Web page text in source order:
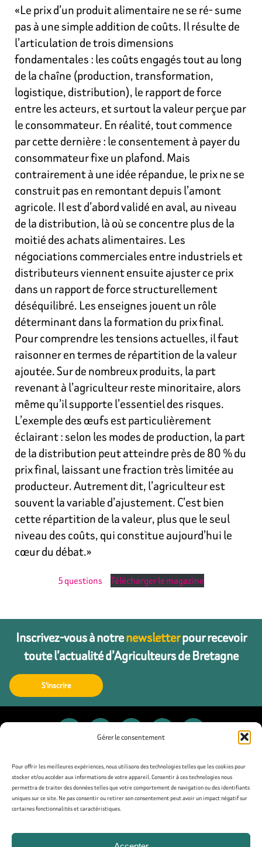
Gérer le consentement
Pour offrir les meilleures expériences, nous utilisons des technologies telles que les cookies pour
stocker et/ou accéder aux informations de votre appareil. Consentir à ces technologies nous
permettra de traiter des données telles que votre comportement de navigation ou des identifiants
uniques sur ce site. Ne pas consentir ou retirer son consentement peut avoir un impact négatif sur
certaines fonctionnalités et caractéristiques.
«Le prix d’un produit alimentaire ne se ré- sume
pas à une simple addition de coûts. Il résulte de
l’articulation de trois dimensions
fondamentales : les coûts engagés tout au long
de la chaîne (production, transformation,
logistique, distribution), le rapport de force
entre les acteurs, et surtout la valeur perçue par
le consommateur. En réalité, tout commence
par cette dernière : le consentement à payer du
consommateur fixe un plafond. Mais
contrairement à une idée répandue, le prix ne se
construit pas en remontant depuis l’amont
agricole. Il est d’abord validé en aval, au niveau
de la distribution, là où se concentre plus de la
moitié des achats alimentaires. Les
négociations commerciales entre industriels et
distributeurs viennent ensuite ajuster ce prix
dans un rapport de force structurellement
déséquilibré. Les enseignes jouent un rôle
déterminant dans la formation du prix final.
Pour comprendre les tensions actuelles, il faut
raisonner en termes de répartition de la valeur
ajoutée. Sur de nombreux produits, la part
revenant à l’agriculteur reste minoritaire, alors
même qu’il supporte l’essentiel des risques.
L’exemple des œufs est particulièrement
éclairant : selon les modes de production, la part
de la distribution peut atteindre près de 80 % du
prix final, laissant une fraction très limitée au
producteur. Autrement dit, l’agriculteur est
souvent la variable d’ajustement. C’est bien
cette répartition de la valeur, plus que le seul
niveau des coûts, qui constitue aujourd’hui le
cœur du débat.»
5 questions Télécharger le magazine
Inscrivez-vous à notrenewsletterpour recevoir
toute l’actualité d’Agriculteurs de Bretagne
S'inscrire
Contact
Presse